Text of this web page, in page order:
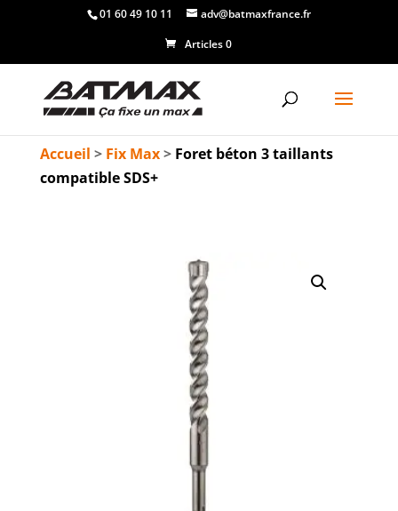
01 60 49 10 11
adv@batmaxfrance.fr
Articles 0
Accueil > Fix Max> Foret béton 3 taillants
compatible SDS+